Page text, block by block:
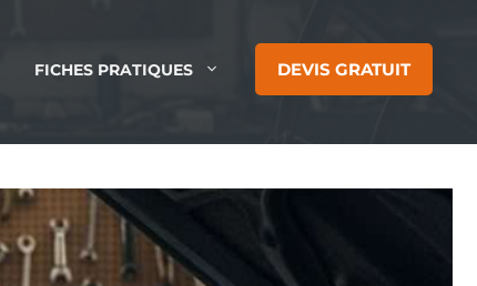
FICHES PRATIQUES DEVIS GRATUIT